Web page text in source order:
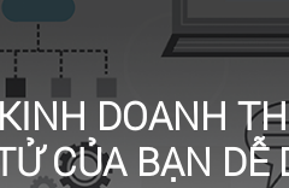
DOANH
CỦA BẠN DỄ